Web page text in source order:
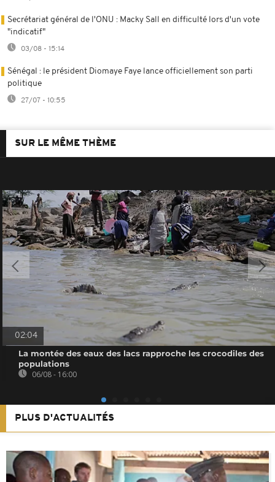
Secrétariat général de l'ONU : Macky Sall en difficulté lors d'un vote
"indicatif"
03/08 - 15:14
Sénégal : le président Diomaye Faye lance officiellement son parti
politique
27/07 - 10:55
SUR LE MÊME THÈME
02:04
La montée des eaux des lacs rapproche les crocodiles des
populations
06/08 - 16:00
PLUS D'ACTUALITÉS